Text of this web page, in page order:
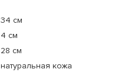
34 см
4 см
28 см
натуральная кожа